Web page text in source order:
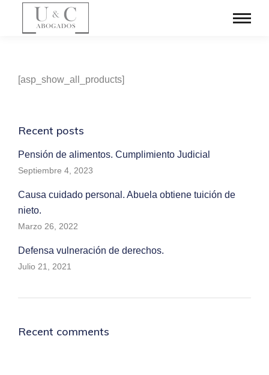
[asp_show_all_products]
Recent posts
Pensión de alimentos. Cumplimiento Judicial
Septiembre 4, 2023
Causa cuidado personal. Abuela obtiene tuición de
nieto.
Marzo 26, 2022
Defensa vulneración de derechos.
Julio 21, 2021
Recent comments